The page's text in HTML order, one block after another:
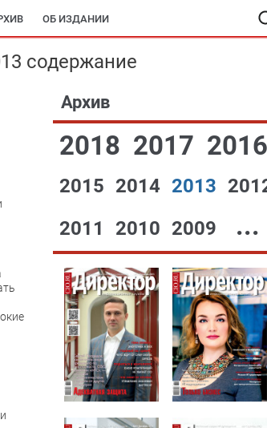
ОБ ИЗДАНИИ
содержание
Архив
2018 2017 2016
2015 2014 2013
2011
2010 2009 ...
№12,2013 №11,2013